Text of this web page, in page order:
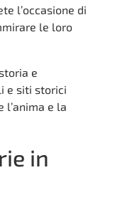
l’occasione di
le loro
e
e siti storici
l’anima e la
in